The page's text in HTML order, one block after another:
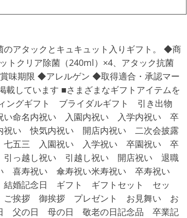
アタックとキュキュット入りギフト。 ◆商
トクリア除菌（240ml）×4、アタック抗菌
味期限 ◆アレルゲン ◆取得適合・承認マー
載しています ■さまざまなギフトアイテムを
ングギフト ブライダルギフト 引き出物
命名内祝い 入園内祝い 入学内祝い 卒
い 快気内祝い 開店内祝い 二次会披露
五三 入園祝い 入学祝い 卒園祝い 卒
っ越し祝い 引越し祝い 開店祝い 退職
喜寿祝い 傘寿祝い米寿祝い 卒寿祝い
婚記念日 ギフト ギフトセット セッ
挨拶 御挨拶 プレゼント お見舞い お
父の日 母の日 敬老の日記念品 卒業記